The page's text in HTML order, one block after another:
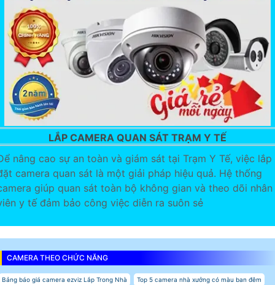
LẮP CAMERA QUAN SÁT TRẠM Y TẾ
nâng cao sự an toàn và giám sát tại Trạm Y Tế, việc lắp
camera quan sát là một giải pháp hiệu quả. Hệ thống
giúp quan sát toàn bộ không gian và theo dõi nhân
y tế đảm bảo công việc diễn ra suôn sẻ
CAMERA THEO CHỨC NĂNG
Bảng báo giá camera ezviz Lắp Trong Nhà Top 5 camera nhà xưởng có màu ban đêm